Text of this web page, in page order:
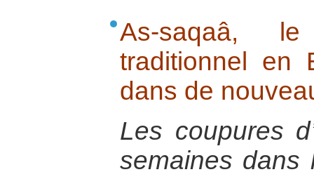
As-saqaâ,
traditionnel en
dans de
Les coupures
semaines dans